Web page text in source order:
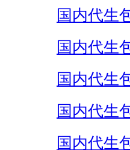
国内代生
国内代生
国内代生
国内代生
国内代生